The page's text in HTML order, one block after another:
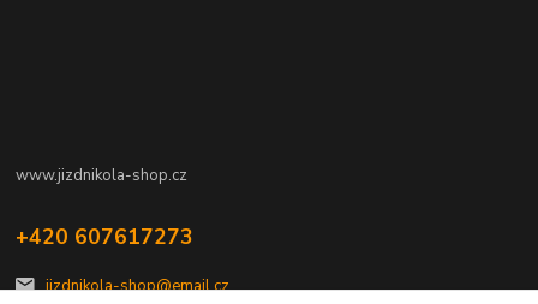
www.jizdnikola-shop.cz
+420 607617273
jizdnikola-shop@email.cz